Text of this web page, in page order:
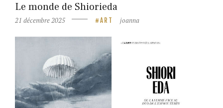
Le monde de Shiorieda
21 décembre 2025 ART joanna